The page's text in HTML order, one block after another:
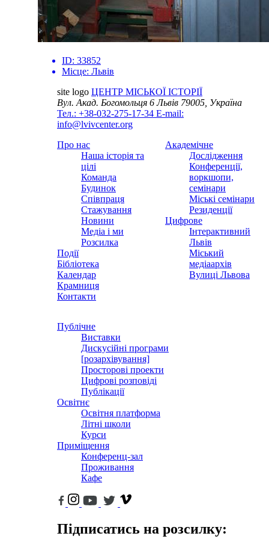
ID: 33852
Місце: Львів
site logo ЦЕНТР МІСЬКОЇ ІСТОРІЇ
Вул. Акад. Богомольця 6Львів 79005, Україна
Тел.: +38-032-275-17-34 E-mail:
info@lvivcenter.org
Про нас
Наша історія та
цілі
Команда
Будинок
Співпраця
Стажування
Новини
Медіа і ми
Розсилка
Події
Бібліотека
Календар
Крамниця
Контакти
Академічне
Дослідження
Конференції,
воркшопи,
семінари
Міські семінари
Резиденції
Цифрове
Інтерактивний
Львів
Міський
медіаархів
Вулиці Львова
Публічне
Виставки
Дискусійні програми
[розархівування]
Просторові проекти
Цифрові розповіді
Публікації
Освітнє
Освітня платформа
Літні школи
Курси
Приміщення
Конференц-зал
Проживання
Кафе
Підписатись на розсилку: